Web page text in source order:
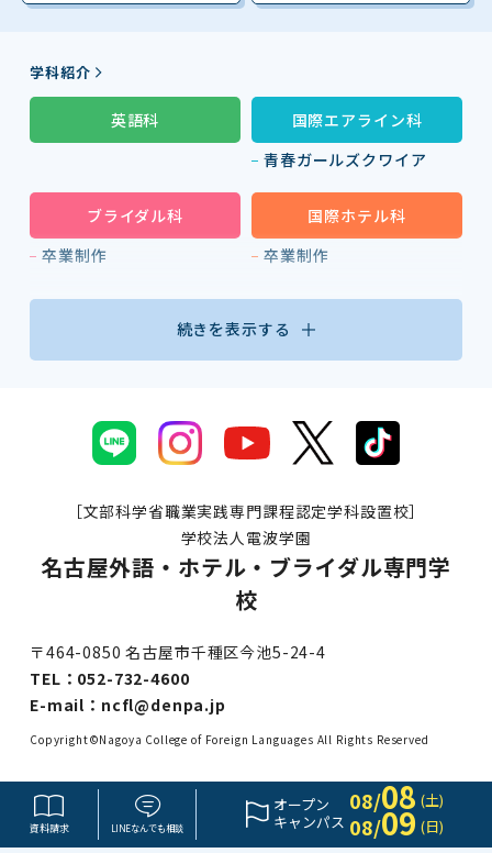
資料請求 LINEなんでも相談
オープン
キャンパス
08/08 (土)
08/09 (日)
学科紹介
英語科
国際エアライン科
青春ガールズクワイア
ブライダル科
卒業制作
国際ホテル科
卒業制作
続きを表示する
［文部科学省職業実践専門課程認定学科設置校］
学校法人電波学園
名古屋外語・ホテル・ブライダル専門学
校
〒464-0850 名古屋市千種区今池5-24-4
TEL： 052-732-4600
E-mail： ncfl@denpa.jp
Copyright©Nagoya College of Foreign Languages All Rights Reserved